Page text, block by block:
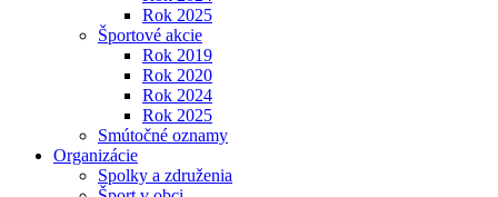
Rok 2025
Športové akcie
Rok 2019
Rok 2020
Rok 2024
Rok 2025
Smútočné oznamy
Organizácie
Spolky a združenia